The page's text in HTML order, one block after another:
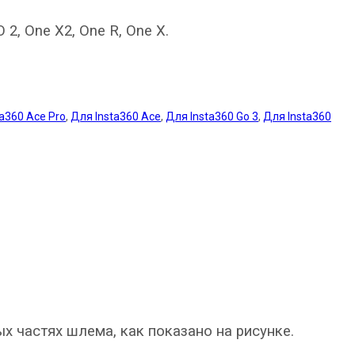
One X2, One R, One X.
Ace Pro, Для Insta360 Ace, Для Insta360 Go 3, Для Insta360
частях шлема, как показано на рисунке.